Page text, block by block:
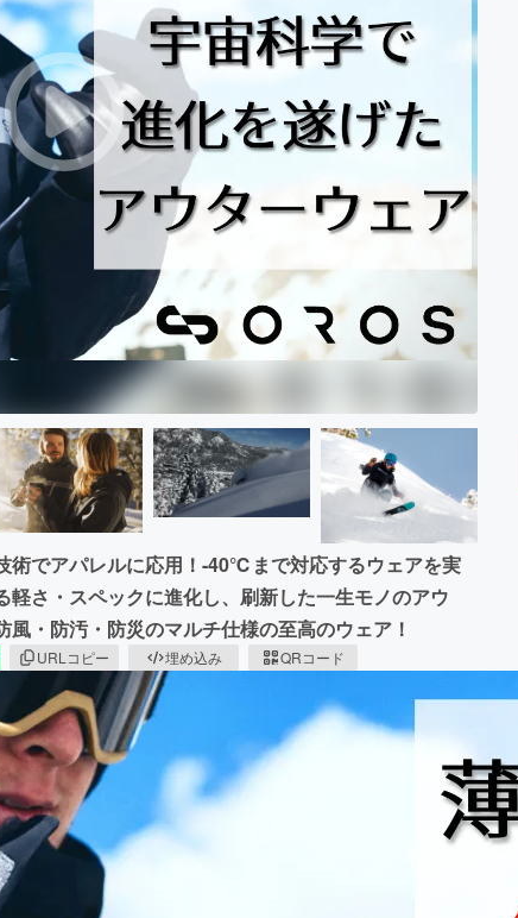
チャレンジ ビュー
CAMPFIRE for Social Good
CAMPFIRE
CAMPFIREふるさと納税machi-yaコミュニテ
術でアパレルに応用！-40℃まで対応するウェアを実
さ・スペックに進化し、刷新した一生モノのアウ
・防汚・防災のマルチ仕様の至高のウェア！
URLコピー 埋め込み QRコード